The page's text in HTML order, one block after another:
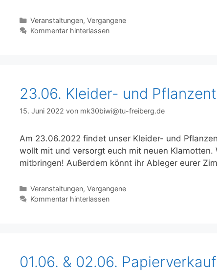
Kategorien
Veranstaltungen, Vergangene
Kommentar hinterlassen
23.06. Kleider- und
15. Juni 2022 von mk30biwi@tu-freiberg.de
Am 23.06.2022 findet unser Kleider- und
wollt mit und versorgt euch mit neuen
mitbringen! Außerdem könnt ihr Ableger eurer
Kategorien
Veranstaltungen, Vergangene
Kommentar hinterlassen
01.06. & 02.06.